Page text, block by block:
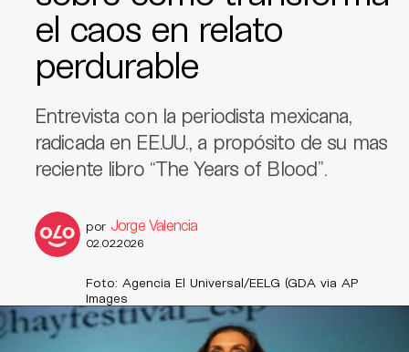
el caos en relato
perdurable
Entrevista con la periodista mexicana,
radicada en EE.UU., a propósito de su mas
reciente libro “The Years of Blood”.
por Jorge Valencia
02.02.2026
Foto: Agencia El Universal/EELG (GDA via AP
Images